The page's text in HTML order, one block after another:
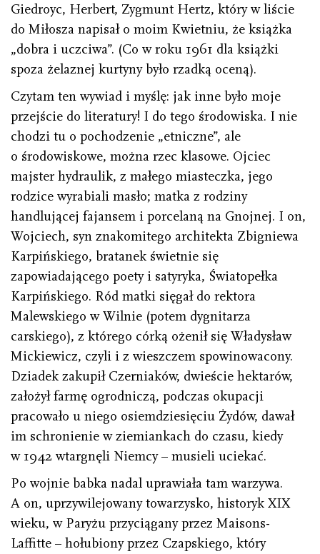
Giedroyc, Herbert, Zygmunt Hertz, który w liście
do Miłosza napisał o moim Kwietniu, że książka
„dobra i uczciwa”. (Co w roku 1961 dla książki
spoza żelaznej kurtyny było rzadką oceną).
Czytam ten wywiad i myślę: jak inne było moje
przejście do literatury! I do tego środowiska. I nie
chodzi tu o pochodzenie „etniczne”, ale
o środowiskowe, można rzec klasowe. Ojciec
majster hydraulik, z małego miasteczka, jego
rodzice wyrabiali masło; matka z rodziny
handlującej fajansem i porcelaną na Gnojnej. I on,
Wojciech, syn znakomitego architekta Zbigniewa
Karpińskiego, bratanek świetnie się
zapowiadającego poety i satyryka, Światopełka
Karpińskiego. Ród matki sięgał do rektora
Malewskiego w Wilnie (potem dygnitarza
carskiego), z którego córką ożenił się Władysław
Mickiewicz, czyli i z wieszczem spowinowacony.
Dziadek zakupił Czerniaków, dwieście hektarów,
założył farmę ogrodniczą, podczas okupacji
pracowało u niego osiemdziesięciu Żydów, dawał
im schronienie w ziemiankach do czasu, kiedy
w 1942 wtargnęli Niemcy – musieli uciekać.
Po wojnie babka nadal uprawiała tam warzywa.
A on, uprzywilejowany towarzysko, historyk XIX
wieku, w Paryżu przyciągany przez Maisons-
Laffitte – hołubiony przez Czapskiego, który